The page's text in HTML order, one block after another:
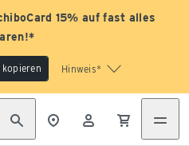
15% auf fast alles
kopieren Hinweis*